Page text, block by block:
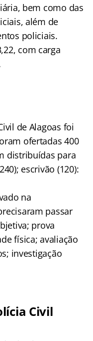
bem como das
além de
policiais.
com carga
de Alagoas foi
ofertadas 400
distribuídas para
escrivão (120):
na
passar
prova
física; avaliação
investigação
Civil